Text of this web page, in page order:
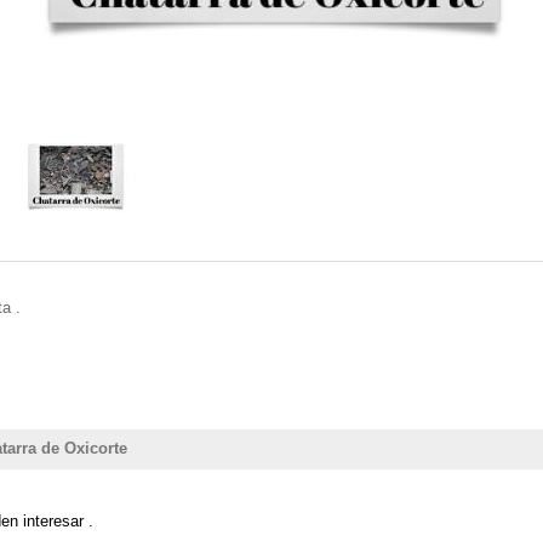
.
de Oxicorte
interesar .